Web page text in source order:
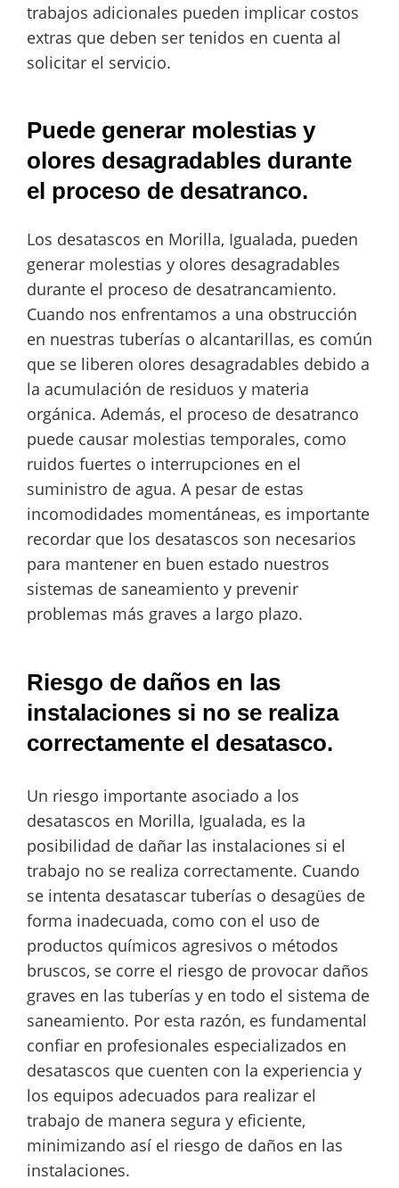
trabajos adicionales pueden implicar costos
extras que deben ser tenidos en cuenta al
solicitar el servicio.
Puede generar molestias y
olores desagradables durante
el proceso de desatranco.
Los desatascos en Morilla, Igualada, pueden
generar molestias y olores desagradables
durante el proceso de desatrancamiento.
Cuando nos enfrentamos a una obstrucción
en nuestras tuberías o alcantarillas, es común
que se liberen olores desagradables debido a
la acumulación de residuos y materia
orgánica. Además, el proceso de desatranco
puede causar molestias temporales, como
ruidos fuertes o interrupciones en el
suministro de agua. A pesar de estas
incomodidades momentáneas, es importante
recordar que los desatascos son necesarios
para mantener en buen estado nuestros
sistemas de saneamiento y prevenir
problemas más graves a largo plazo.
Riesgo de daños en las
instalaciones si no se realiza
correctamente el desatasco.
Un riesgo importante asociado a los
desatascos en Morilla, Igualada, es la
posibilidad de dañar las instalaciones si el
trabajo no se realiza correctamente. Cuando
se intenta desatascar tuberías o desagües de
forma inadecuada, como con el uso de
productos químicos agresivos o métodos
bruscos, se corre el riesgo de provocar daños
graves en las tuberías y en todo el sistema de
saneamiento. Por esta razón, es fundamental
confiar en profesionales especializados en
desatascos que cuenten con la experiencia y
los equipos adecuados para realizar el
trabajo de manera segura y eficiente,
minimizando así el riesgo de daños en las
instalaciones.